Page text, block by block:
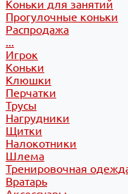
Коньки для занятий
Прогулочные коньки
Распродажа
...
Игрок
Коньки
Клюшки
Перчатки
Трусы
Нагрудники
Щитки
Налокотники
Шлема
Тренировочная
Вратарь